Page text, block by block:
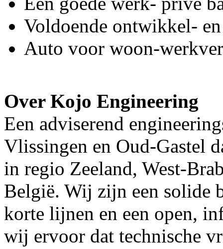
Voldoende ontwikkel-
Auto voor woon-
Over Kojo Engineering
Een adviserend
Vlissingen en Oud-Gastel
in regio Zeeland, West-
België. Wij zijn een solide
korte lijnen en een open,
wij ervoor dat technische